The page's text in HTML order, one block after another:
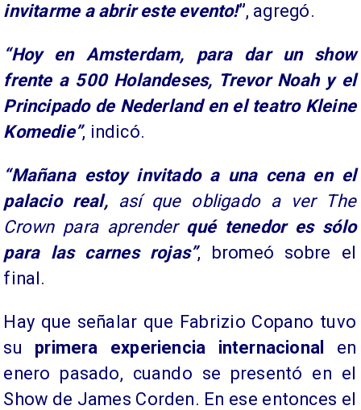
invitarme a abrir este evento!”, agregó.
“Hoy en Amsterdam, para dar un show
frente a 500 Holandeses, Trevor Noah y el
Principado de Nederland en el teatro Kleine
Komedie”, indicó.
“Mañana estoy invitado a una cena en el
palacio real,así que obligado a ver The
Crown para aprender qué tenedor es sólo
para las carnes rojas”, bromeó sobre el
final.
Hay que señalar que Fabrizio Copano tuvo
su primera experiencia internacional
en
enero pasado, cuando se presentó en el
Show de James Corden. En ese entonces el